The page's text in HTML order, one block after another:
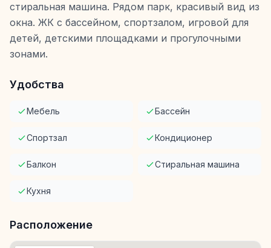
стиральная машина. Рядом парк, красивый вид из
окна. ЖК с бассейном, спортзалом, игровой для
детей, детскими площадками и прогулочными
зонами.
Удобства
Мебель Бассейн
Спортзал Кондиционер
Балкон Стиральная машина
Кухня
Расположение